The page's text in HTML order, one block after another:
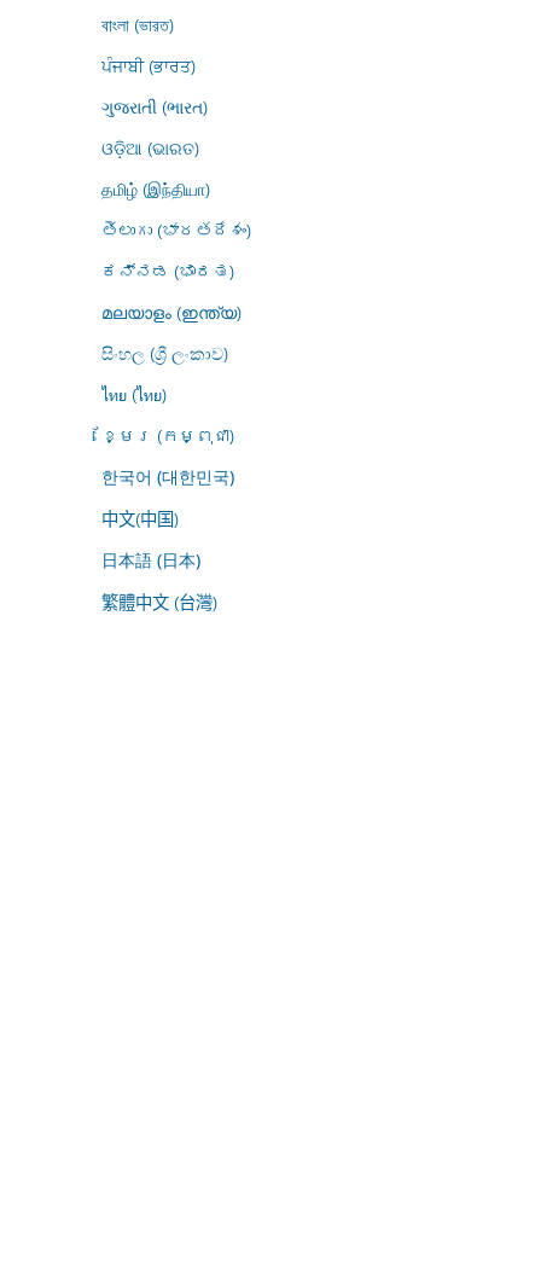
বাংলা (ভারত)
ਪੰਜਾਬੀ (ਭਾਰਤ)
ગુજરાતી (ભારત)
ଓଡ଼ିଆ (ଭାରତ)
தமிழ் (இந்தியா)
తెలుగు (భారతదేశం)
ಕನ್ನಡ (ಭಾರತ)
മലയാളം (ഇന്ത്യ)
සිංහල (ශ්‍රී ලංකාව)
ไทย (ไทย)
ខ្មែរ (កម្ពុជា)
한국어 (대한민국)
中文(中国)
日本語 (日本)
繁體中文 (台灣)